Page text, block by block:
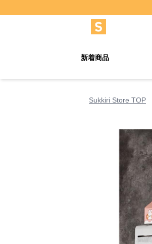
新着商品
Sukkiri Store TOP